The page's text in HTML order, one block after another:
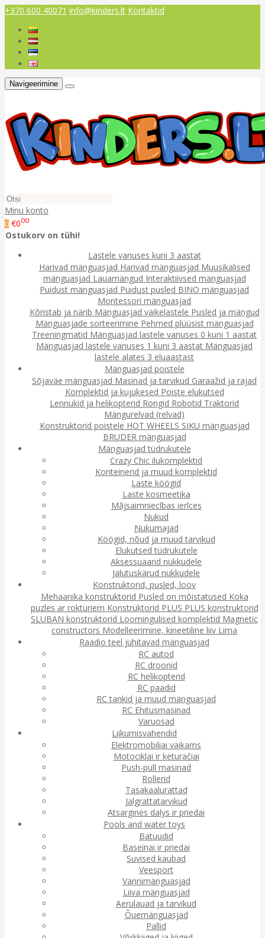
+370 600 40071 info@kinders.lt Kontaktid
Navigeerimine
Minu konto
0 €000
Ostukorv on tühi!
Lastele vanuses kuni 3 aastat
Harivad mänguasjad Harivad mänguasjad Muusikalised
mänguasjad Lauamängud Interaktiivsed mänguasjad
Puidust mänguasjad Puidust pusled BINO mänguasjad
Montessori mänguasjad
Kõristab ja närib Mänguasjad väikelastele Pusled ja mängud
Mänguasjade sorteerimine Pehmed plüüsist mänguasjad
Treeningmatid Mänguasjad lastele vanuses 0 kuni 1 aastat
Mänguasjad lastele vanuses 1 kuni 3 aastat Mänguasjad
lastele alates 3 eluaastast
Mänguasjad poistele
Sõjaväe mänguasjad Masinad ja tarvikud Garaažid ja rajad
Komplektid ja kujukesed Poiste elukutsed
Lennukid ja helikopterid Rongid Robotid Traktorid
Mängurelvad (relvad)
Konstruktorid poistele HOT WHEELS SIKU mänguasjad
BRUDER mänguasjad
Mänguasjad tüdrukutele
Crazy Chic ilukomplektid
Konteinerid ja muud komplektid
Laste köögid
Laste kosmeetika
Mājsaimniecības ierīces
Nukud
Nukumajad
Köögid, nõud ja muud tarvikud
Elukutsed tüdrukutele
Aksessuaarid nukkudele
Jalutuskärud nukkudele
Konstruktorid, pusled, loov
Mehaanika konstruktorid Pusled on mõistatused Koka
puzles ar rokturiem Konstruktorid PLUS PLUS konstruktorid
SLUBAN konstruktorid Loomingulised komplektid Magnetic
constructors Modelleerimine, kineetiline liiv Lima
Raadio teel juhitavad mänguasjad
RC autod
RC droonid
RC helikopterid
RC paadid
RC tankid ja muud mänguasjad
RC Ehitusmasinad
Varuosad
Liikumisvahendid
Elektromobiliai vaikams
Motociklai ir keturačiai
Push-pull masinad
Rollerid
Tasakaalurattad
Jalgrattatarvikud
Atsarginės dalys ir priedai
Pools and water toys
Batuudid
Baseinai ir priedai
Suvised kaubad
Veesport
Vannimänguasjad
Liiva mänguasjad
Aerulauad ja tarvikud
Õuemänguasjad
Pallid